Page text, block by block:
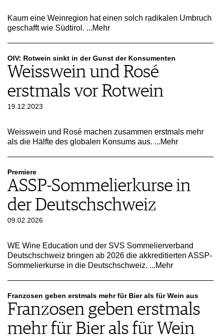
ABO
AUSGABE
PORTRAITS
ARCHIV
ANMELDEN
AWARDS
VORTEILSWELT
TRINKREIFETABELLE
NEWSLETTER
WINE TRADE CLUB
REDAKTION
JOBS
PRESSE
IMPRESSUM
AGB & DATENSCHUTZ
FAQ
Kaum eine Weinregion hat einen solch radikalen Umbruch
geschafft wie Südtirol. ...Mehr
OIV: Rotwein sinkt in der Gunst der Konsumenten
Weisswein und Rosé
erstmals vor Rotwein
19.12.2023
Weisswein und Rosé machen zusammen erstmals mehr
als die Hälfte des globalen Konsums aus. ...Mehr
Premiere
ASSP-Sommelierkurse in
der Deutschschweiz
09.02.2026
WE Wine Education und der SVS Sommelierverband
Deutschschweiz bringen ab 2026 die akkreditierten ASSP-
Sommelierkurse in die Deutschschweiz. ...Mehr
Franzosen geben erstmals mehr für Bier als für Wein aus
Franzosen geben erstmals
mehr für Bier als für Wein